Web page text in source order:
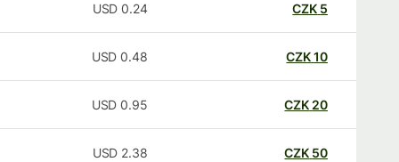
CZK
0.24
USD
CZK
0.48
USD
20
CZK
0.95
USD
50
CZK
2.38
USD